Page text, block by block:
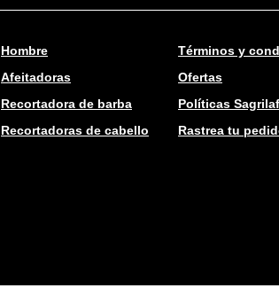
Hombre
Afeitadoras
Recortadora de barba
Recortadoras de cabello
Términos y
Ofertas
Políticas
Rastrea tu